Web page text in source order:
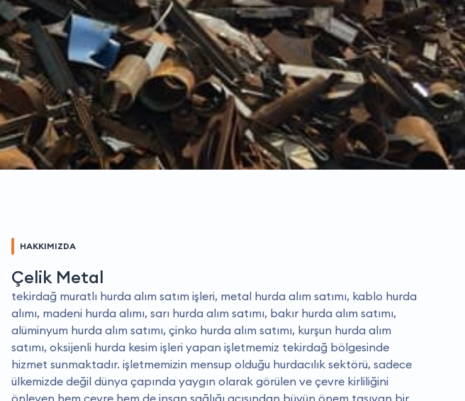
HAKKIMIZDA
Çelik Metal
tekirdağ muratlı hurda alım satım işleri, metal hurda alım satımı, kablo hurda
alımı, madeni hurda alımı, sarı hurda alım satımı, bakır hurda alım satımı,
alüminyum hurda alım satımı, çinko hurda alım satımı, kurşun hurda alım
satımı, oksijenli hurda kesim işleri yapan işletmemiz tekirdağ bölgesinde
hizmet sunmaktadır. i̇şletmemizin mensup olduğu hurdacılık sektörü, sadece
ülkemizde değil dünya çapında yaygın olarak görülen ve çevre kirliliğini
önleyen hem çevre hem de insan sağlığı açısından büyün önem taşıyan bir